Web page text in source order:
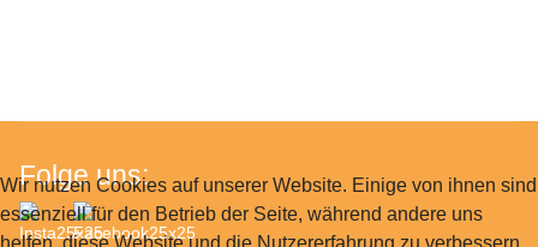
Folge uns:
Wir nutzen Cookies auf unserer Website. Einige von ihnen sind
essenziell für den Betrieb der Seite, während andere uns
helfen, diese Website und die Nutzererfahrung zu verbessern